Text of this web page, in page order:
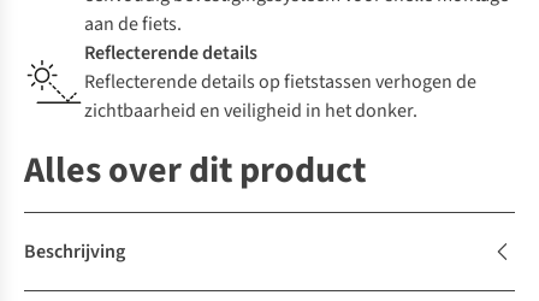
aan de fiets.
Reflecterende details
Reflecterende details op fietstassen verhogen de
zichtbaarheid en veiligheid in het donker.
Alles over dit product
Beschrijving